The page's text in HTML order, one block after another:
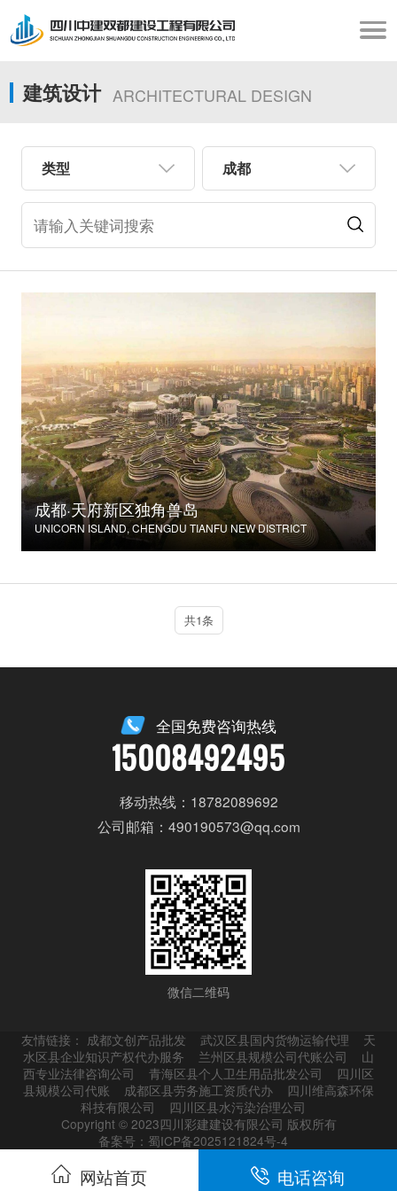
建筑设计 ARCHITECTURAL DESIGN
类型 成都
成都·天府新区独角兽岛
UNICORN ISLAND, CHENGDU TIANFU NEW DISTRICT
共1条
全国免费咨询热线
15008492495
移动热线：18782089692
公司邮箱：490190573@qq.com
微信二维码
友情链接： 成都文创产品批发 武汉区县国内货物运输代理
天
水区县企业知识产权代办服务
兰州区县规模公司代账公司
山
西专业法律咨询公司
青海区县个人卫生用品批发公司
四川区
县规模公司代账
成都区县劳务施工资质代办
四川维高森环保
科技有限公司
四川区县水污染治理公司
Copyright © 2023四川彩建建设有限公司 版权所有
备案号：蜀ICP备2025121824号-4
网站首页 电话咨询